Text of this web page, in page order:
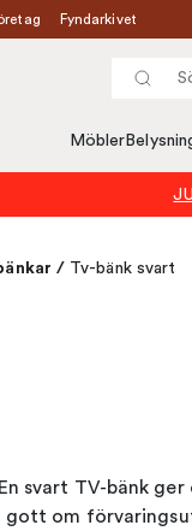
Fyndarkivet
Möbler
/ Tv-bänk svart
En svart TV-bänk
gott om